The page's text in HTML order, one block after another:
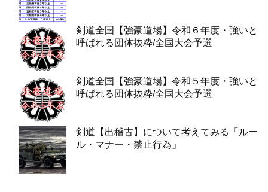
剣道全国【強豪道場】令和６年度・強いと
呼ばれる団体抜粋/全国大会予選
剣道全国【強豪道場】令和５年度・強いと
呼ばれる団体抜粋/全国大会予選
剣道【出稽古】について考えてみる「ルー
ル・マナー・禁止行為」